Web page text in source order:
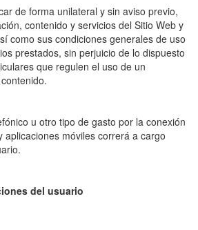
de forma unilateral y sin aviso previo,
contenido y servicios del Sitio Web y
como sus condiciones generales de uso
prestados, sin perjuicio de lo dispuesto
que regulen el uso de un
u otro tipo de gasto por la conexión
aplicaciones móviles correrá a cargo
del usuario